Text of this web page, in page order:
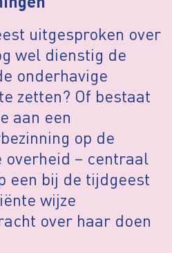
uitgesproken over
wel dienstig de
onderhavige
zetten? Of bestaat
aan een
op de
overheid – centraal
een bij de tijdgeest
wijze
over haar doen